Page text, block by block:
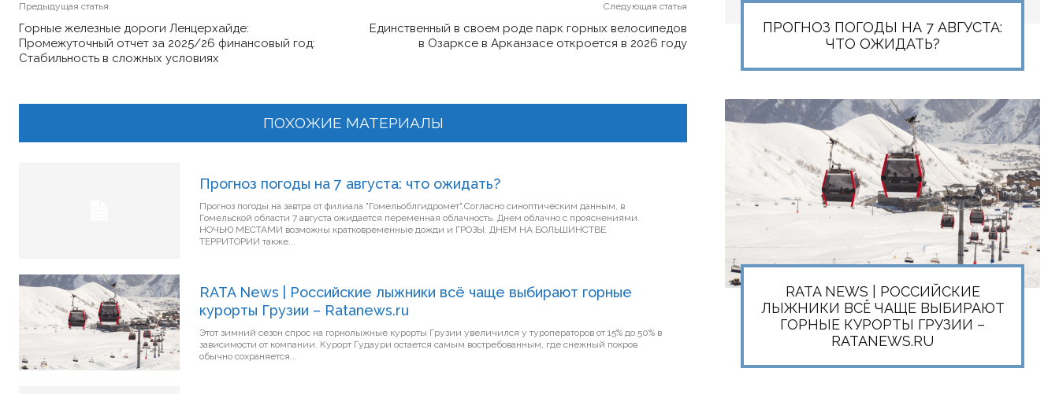
Предыдущая статья
Горные железные дороги Ленцерхайде:
Промежуточный отчет за 2025/26 финансовый год:
Стабильность в сложных условиях
Следующая статья
Единственный в своем роде парк горных велосипедов
в Озарксе в Арканзасе откроется в 2026 году
ПОХОЖИЕ МАТЕРИАЛЫ
Прогноз погоды на 7 августа: что ожидать?
Прогноз погоды на завтра от филиала "Гомельоблгидромет".Согласно синоптическим данным, в
Гомельской области 7 августа ожидается переменная облачность. Днем облачно с прояснениями.
НОЧЬЮ МЕСТАМИ возможны кратковременные дожди и ГРОЗЫ. ДНЕМ НА БОЛЬШИНСТВЕ
ТЕРРИТОРИИ также...
RATA News | Российские лыжники всё чаще выбирают горные
курорты Грузии – Ratanews.ru
Этот зимний сезон спрос на горнолыжные курорты Грузии увеличился у туроператоров от 15% до 50% в
зависимости от компании. Курорт Гудаури остается самым востребованным, где снежный покров
обычно сохраняется...
ПРОГНОЗ ПОГОДЫ НА 7 АВГУСТА:
ЧТО ОЖИДАТЬ?
RATA NEWS | РОССИЙСКИЕ
ЛЫЖНИКИ ВСЁ ЧАЩЕ ВЫБИРАЮТ
ГОРНЫЕ КУРОРТЫ ГРУЗИИ –
RATANEWS.RU